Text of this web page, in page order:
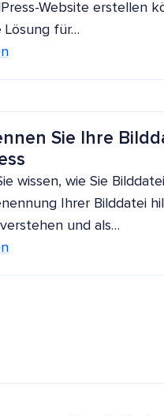
Website erstellen
Lösung für…
Sie Ihre
wissen, wie Sie
Ihrer Bilddatei
und als…